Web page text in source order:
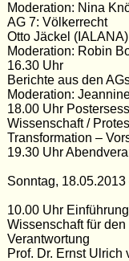
Moderation: Nina
AG 7: Völkerrecht
Otto Jäckel (IALANA)
Moderation: Robin
16.30 Uhr
Berichte aus den
Moderation:
18.00 Uhr
Wissenschaft /
Transformation –
19.30 Uhr
Sonntag,
10.00 Uhr
Wissenschaft für
Verantwortung
Prof. Dr. Ernst